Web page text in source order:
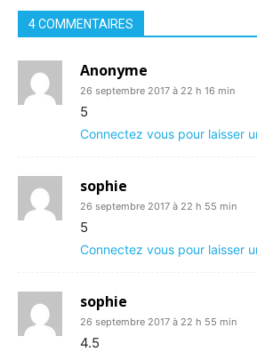
4 COMMENTAIRES
Anonyme
26 septembre 2017 à 22 h 16 min
5
Connectez vous pour laisser
sophie
26 septembre 2017 à 22 h 55 min
5
Connectez vous pour laisser
sophie
26 septembre 2017 à 22 h 55 min
4.5